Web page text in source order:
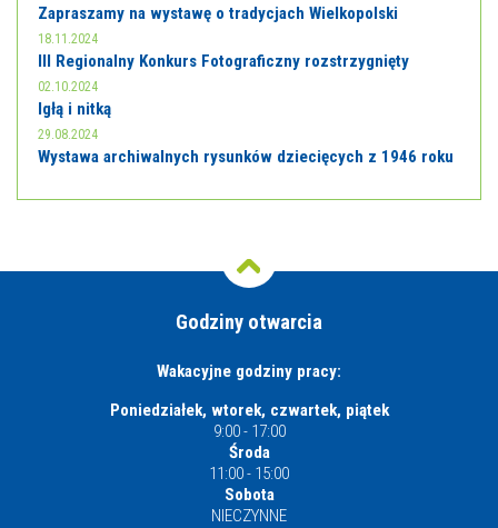
Zapraszamy na wystawę o tradycjach Wielkopolski
18.11.2024
III Regionalny Konkurs Fotograficzny rozstrzygnięty
02.10.2024
Igłą i nitką
29.08.2024
Wystawa archiwalnych rysunków dziecięcych z 1946 roku
Godziny otwarcia
Wakacyjne godziny pracy:
Poniedziałek, wtorek, czwartek, piątek
9:00 - 17:00
Środa
11:00 - 15:00
Sobota
NIECZYNNE